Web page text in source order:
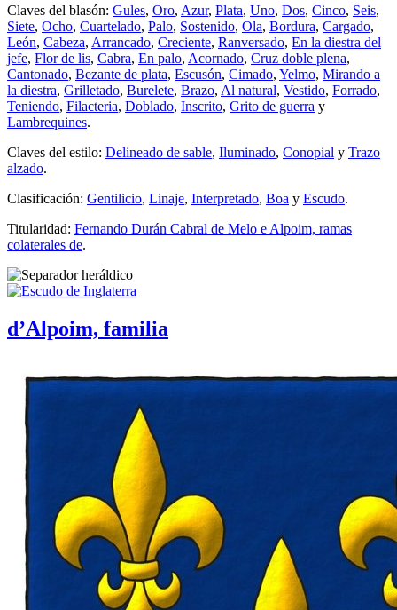
Claves del blasón: Gules, Oro, Azur, Plata, Uno, Dos, Cinco, Seis,
Siete, Ocho, Cuartelado, Palo, Sostenido, Ola, Bordura, Cargado,
León, Cabeza, Arrancado, Creciente, Ranversado, En la diestra del
jefe, Flor de lis, Cabra, En palo, Acornado, Cruz doble plena,
Cantonado, Bezante de plata, Escusón, Cimado, Yelmo, Mirando a
la diestra, Grilletado, Burelete, Brazo, Al natural, Vestido, Forrado,
Teniendo, Filacteria, Doblado, Inscrito, Grito de guerra y
Lambrequines.
Claves del estilo: Delineado de sable, Iluminado, Conopial y Trazo
alzado.
Clasificación: Gentilicio, Linaje, Interpretado, Boa y Escudo.
Titularidad: Fernando Durán Cabral de Melo e Alpoim, ramas
colaterales de.
d’Alpoim, familia